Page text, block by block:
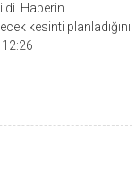
Haberin
kesinti planladığını